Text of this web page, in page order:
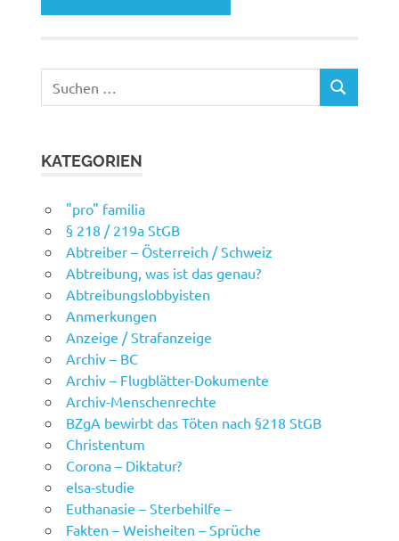
nach:
SUCHEN
KATEGORIEN
"pro" familia
§ 218 / 219a StGB
Abtreiber – Österreich / Schweiz
Abtreibung, was ist das genau?
Abtreibungslobbyisten
Anmerkungen
Anzeige / Strafanzeige
Archiv – BC
Archiv – Flugblätter-Dokumente
Archiv-Menschenrechte
BZgA bewirbt das Töten nach §218 StGB
Christentum
Corona – Diktatur?
elsa-studie
Euthanasie – Sterbehilfe –
Fakten – Weisheiten – Sprüche